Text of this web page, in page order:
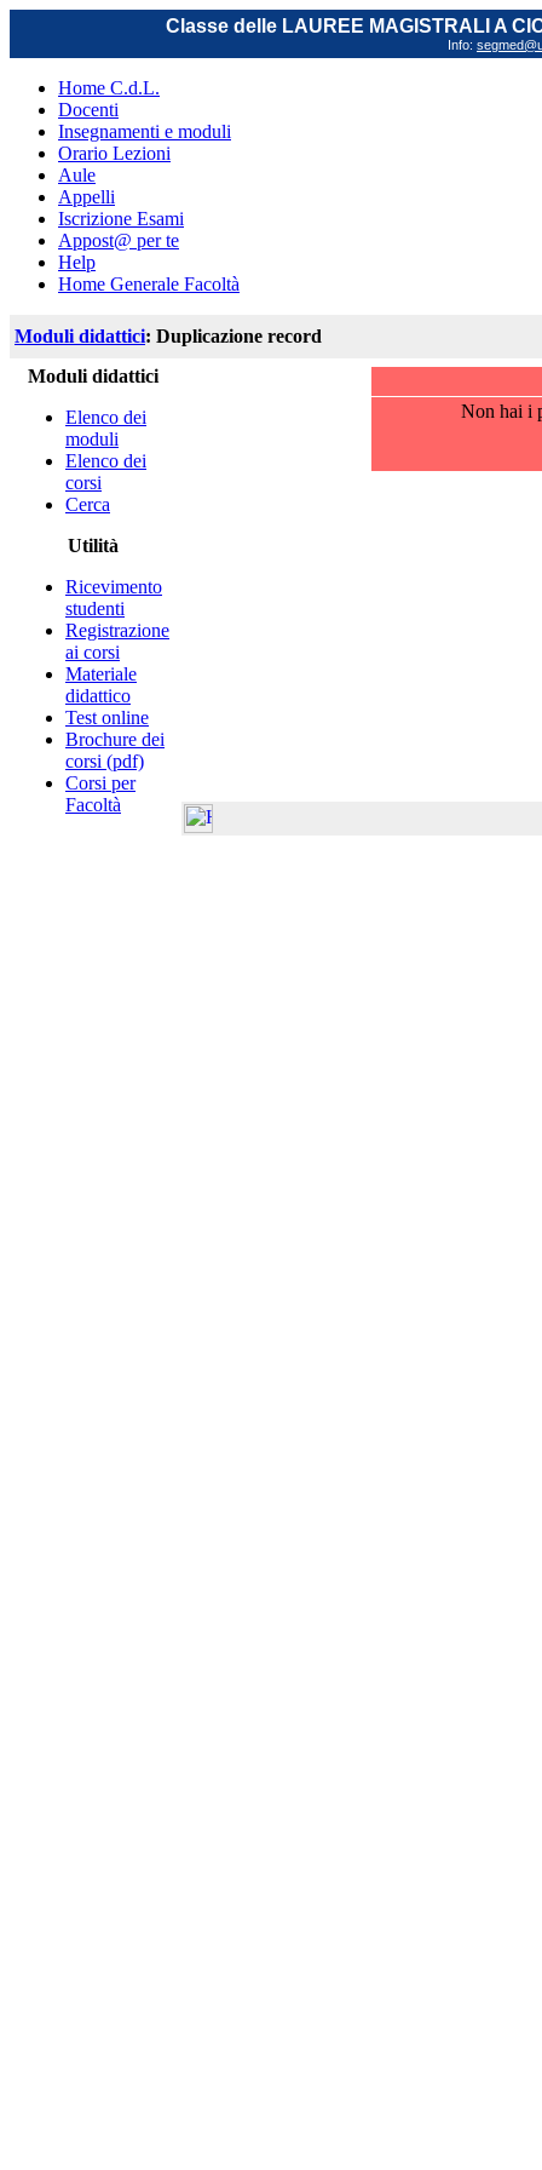
Classe delle LAUREE MAGISTRALI A
Info:
Home C.d.L.
Docenti
Insegnamenti e moduli
Orario Lezioni
Aule
Appelli
Iscrizione Esami
Appost@ per te
Help
Home Generale Facoltà
Moduli didattici: Duplicazione record
Moduli didattici
Elenco dei
moduli
Elenco dei
corsi
Cerca
Utilità
Ricevimento
studenti
Registrazione
ai corsi
Materiale
didattico
Test online
Brochure dei
corsi (pdf)
Corsi per
Facoltà
Non hai i